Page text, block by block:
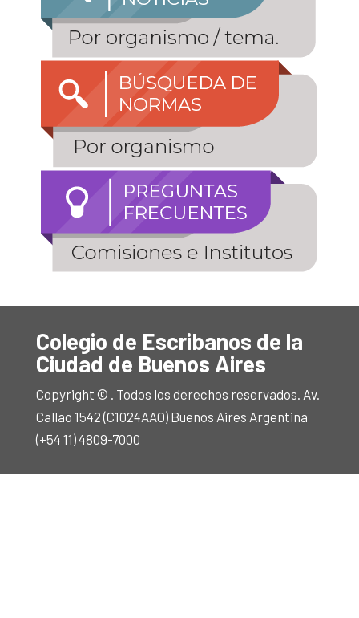
Colegio de Escribanos de la
Ciudad de Buenos Aires
Copyright © . Todos los derechos reservados. Av.
Callao 1542 (C1024AAO) Buenos Aires Argentina
(+54 11) 4809-7000